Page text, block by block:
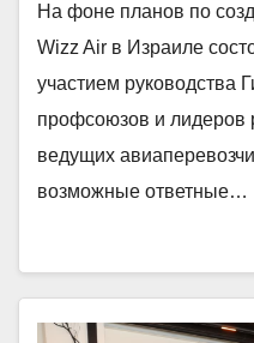
На фоне планов по
Wizz Air в Израиле
участием руководства
профсоюзов и лидеров
ведущих
возможные ответные…